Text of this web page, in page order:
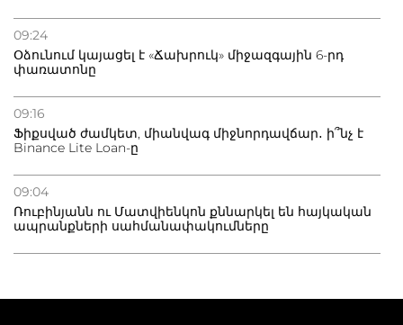
09:24
Օձունում կայացել է «Ճախրուկ» միջազգային 6-րդ
փառատոնը
09:16
Ֆիքսված ժամկետ, միանվագ միջնորդավճար․ ի՞նչ է
Binance Lite Loan-ը
09:04
Ռուբինյանն ու Մատվիենկոն քննարկել են հայկական
ապրանքների սահմանափակումները